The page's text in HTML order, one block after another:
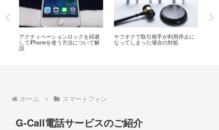
アクティベーションロックを回避
してiPhoneを使う方法について解
説
ヤフオクで取引相手が利用停止に
なってしまった場合の対処
ホーム スマートフォン
G-Call電話サービスのご紹介